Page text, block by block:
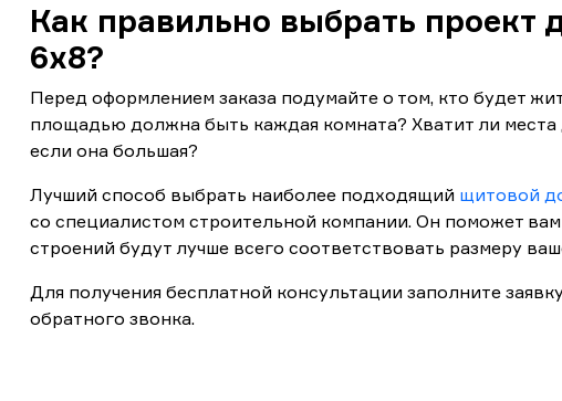
Как правильно выбрать проект
6х8?
Перед оформлением заказа подумайте о том, кто будет
площадью должна быть каждая комната? Хватит ли места
если она большая?
Лучший способ выбрать наиболее подходящий щитовой
со специалистом строительной компании. Он поможет
строений будут лучше всего соответствовать размеру
Для получения бесплатной консультации заполните
обратного звонка.